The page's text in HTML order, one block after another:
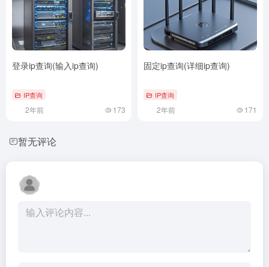
登录ip查询(输入ip查询)
IP查询
2年前 173
固定ip查询(详细ip查询)
IP查询
2年前 171
暂无评论